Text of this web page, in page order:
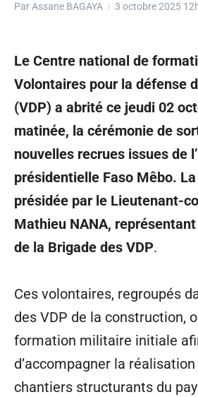
ParAssane BAGAYA 3 octobre 2025
Le Centre national de
Volontaires pour la défense
(VDP) a abrité ce jeudi 02
matinée, la cérémonie de
nouvelles recrues issues de
présidentielle Faso Mêbo.
présidée par le Lieutenant-
Mathieu NANA,
de la Brigade des VDP.
Ces volontaires, regroupés
des VDP de la construction,
formation militaire initiale
d’accompagner la
chantiers structurants du